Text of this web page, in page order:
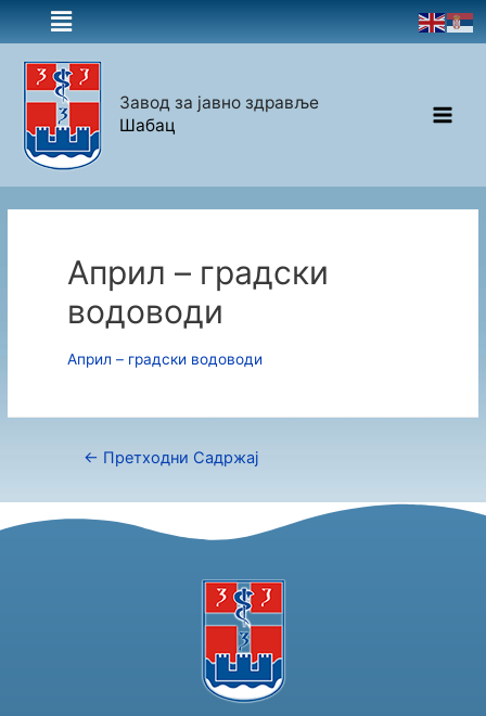
Завод за јавно здравље
Шабац
Април – градски
водоводи
Април – градски водоводи
← Претходни Садржај